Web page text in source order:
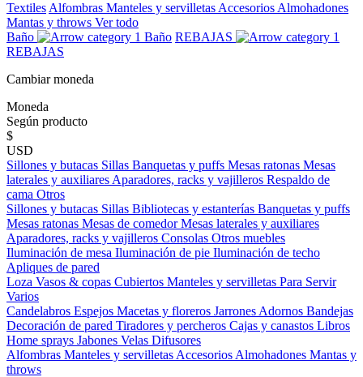
Textiles Alfombras Manteles y servilletas Accesorios Almohadones
Mantas y throws Ver todo
Baño
Baño REBAJAS
REBAJAS
Cambiar moneda
Moneda
Según producto
$
USD
Sillones y butacas Sillas Banquetas y puffs Mesas ratonas Mesas
laterales y auxiliares Aparadores, racks y vajilleros Respaldo de
cama Otros
Sillones y butacas Sillas Bibliotecas y estanterías Banquetas y puffs
Mesas ratonas Mesas de comedorMesas laterales y auxiliares
Aparadores, racks y vajilleros Consolas Otros muebles
Iluminación de mesa Iluminación de pie Iluminación de techo
Apliques de pared
Loza Vasos & copas Cubiertos Manteles y servilletas Para Servir
Varios
Candelabros Espejos Macetas y floreros Jarrones Adornos Bandejas
Decoración de pared Tiradores y percheros Cajas y canastos Libros
Home sprays Jabones Velas Difusores
Alfombras Manteles y servilletas Accesorios Almohadones Mantas y
throws